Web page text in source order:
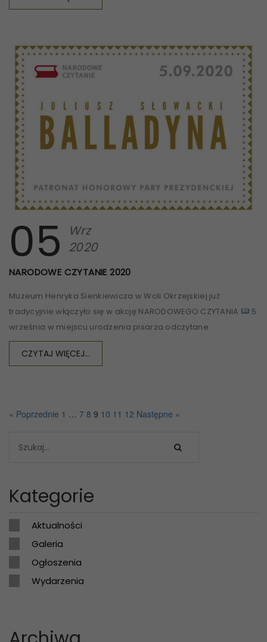
05
Wrz
2020
NARODOWE CZYTANIE 2020
Muzeum Henryka Sienkiewicza w Woli Okrzejskiej już
tradycyjnie włączyło się w akcję NARODOWEGO CZYTANIA
5
września w miejscu urodzenia pisarza odczytane
CZYTAJ WIĘCEJ...
« Poprzednie 1 … 7 8 9 10 11 12 Następne »
Kategorie
Aktualności
Galeria
Ogłoszenia
Wydarzenia